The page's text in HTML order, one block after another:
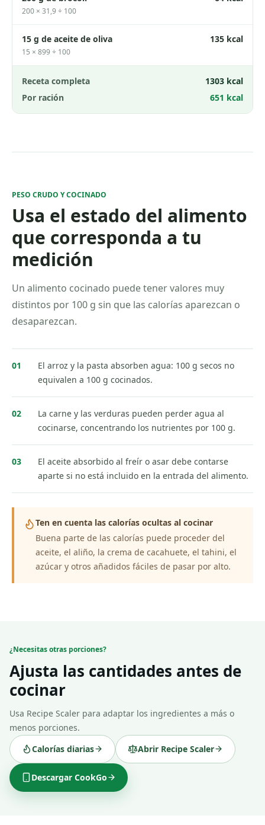
200 × 31,9 ÷ 100
15 g de aceite de oliva 135 kcal
15 × 899 ÷ 100
Receta completa 1303 kcal
Por ración
651 kcal
PESO CRUDO Y COCINADO
Usa el estado del alimento
que corresponda a tu
medición
Un alimento cocinado puede tener valores muy
distintos por 100 g sin que las calorías aparezcan o
desaparezcan.
01
El arroz y la pasta absorben agua: 100 g secos no
equivalen a 100 g cocinados.
02
La carne y las verduras pueden perder agua al
cocinarse, concentrando los nutrientes por 100 g.
03
El aceite absorbido al freír o asar debe contarse
aparte si no está incluido en la entrada del alimento.
Ten en cuenta las calorías ocultas al cocinar
Buena parte de las calorías puede proceder del
aceite, el aliño, la crema de cacahuete, el tahini, el
azúcar y otros añadidos fáciles de pasar por alto.
¿Necesitas otras porciones?
Ajusta las cantidades antes de
cocinar
Usa Recipe Scaler para adaptar los ingredientes a más o
menos porciones.
Calorías diarias
Abrir Recipe Scaler
Descargar CookGo